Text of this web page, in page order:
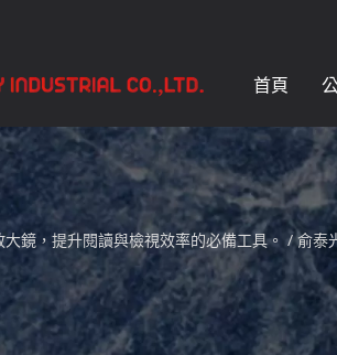
首頁
大鏡，提升閱讀與檢視效率的必備工具。 / 俞